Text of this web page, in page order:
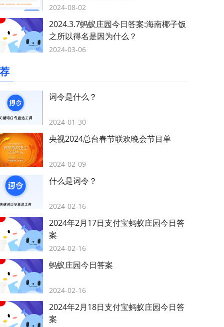
2024-08-02
2024.3.7蚂蚁庄园今日答案:海南椰子饭
之所以得名是因为什么？
2024-03-06
词令是什么？
2024-01-30
央视2024总台春节联欢晚会节目单
2024-02-09
什么是词令？
2024-02-16
2024年2月17日支付宝蚂蚁庄园今日答
案
2024-02-16
蚂蚁庄园今日答案
2024-02-16
2024年2月18日支付宝蚂蚁庄园今日答
案